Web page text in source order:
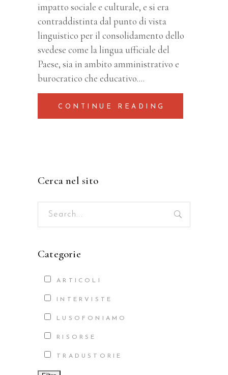
impatto sociale e culturale, e si era
contraddistinta dal punto di vista
linguistico per il consolidamento dello
svedese come la lingua ufficiale del
Paese, sia in ambito amministrativo e
burocratico che educativo.
CONTINUE READING
Cerca nel sito
Search
Categorie
ARTICOLI
INTERVISTE
LUSOFONIAMO
RISORSE
TRADUSTORIE